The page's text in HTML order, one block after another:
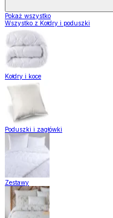
Pokaż wszystko
Wszystko z Kołdry i poduszki
Kołdry i koce
Poduszki i zagłówki
Zestawy